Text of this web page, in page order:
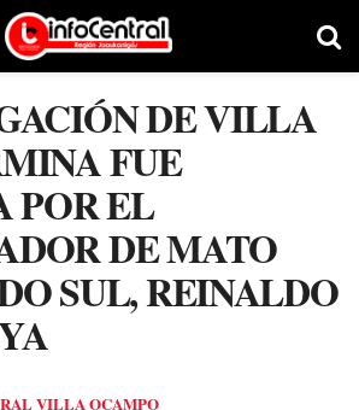
DE VILLA
FUE
POR EL
DE MATO
SUL, REINALDO
VILLA OCAMPO